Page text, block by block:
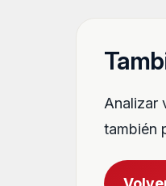
Analizar
también